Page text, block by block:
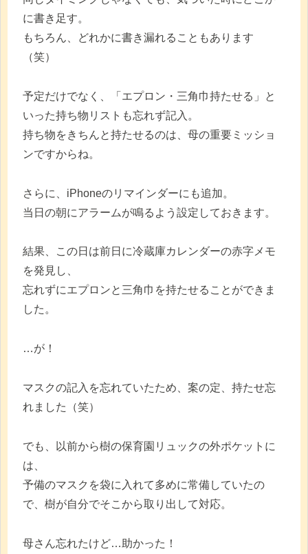
に書き足す。
もちろん、どれかに書き漏れることもあります
（笑）
予定だけでなく、「エプロン・三角巾持たせる」と
いった持ち物リストも忘れず記入。
持ち物をきちんと持たせるのは、母の重要ミッショ
ンですからね。
さらに、iPhoneのリマインダーにも追加。
当日の朝にアラームが鳴るよう設定しておきます。
結果、この日は前日に冷蔵庫カレンダーの赤字メモ
を発見し、
忘れずにエプロンと三角巾を持たせることができま
した。
…が！
マスクの記入を忘れていたため、案の定、持たせ忘
れました（笑）
でも、以前から樹の保育園リュックの外ポケットに
は、
予備のマスクを袋に入れて多めに常備していたの
で、樹が自分でそこから取り出して対応。
母さん忘れたけど…助かった！